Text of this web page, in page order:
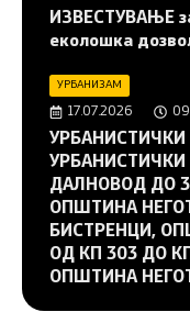
ИЗВЕСТУВАЊЕ
еколошка
УРБАНИЗАМ
17.07.2026
УРБАНИСТИЧКИ
ДАЛНОВОД ДО
ОПШТИНА
БИСТРЕНЦИ,
ОД КП 303 ДО
ОПШТИНА